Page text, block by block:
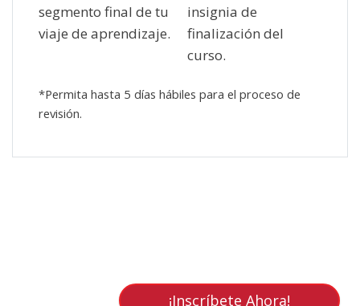
segmento final de tu
viaje de aprendizaje.
insignia de
finalización del
curso.
*Permita hasta 5 días hábiles para el proceso de
revisión.
¡Inscríbete Ahora!